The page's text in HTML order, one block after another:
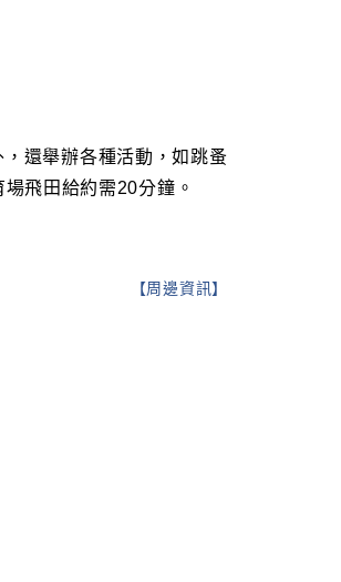
還舉辦各種活動，如跳蚤
飛田給約需20分鐘。
【周邊資訊】